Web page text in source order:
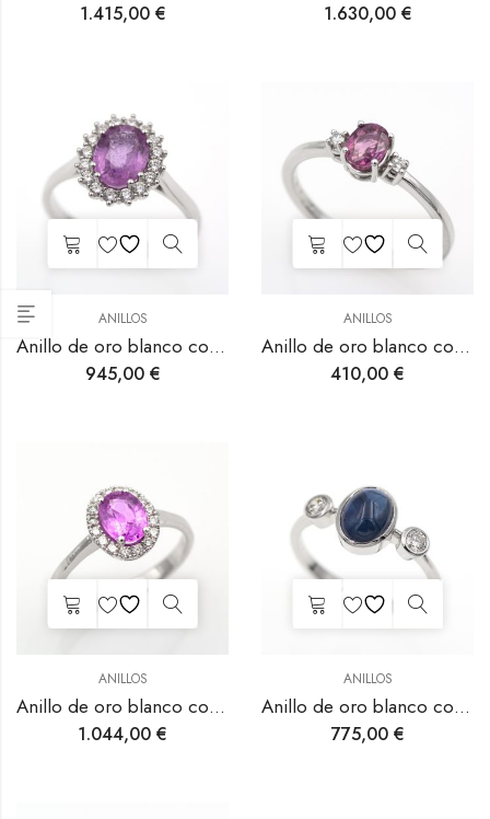
1.415,00 € 1.630,00 €
ANILLOS
Anillo de oro blanco con zafiro rosa rodeado de diamantes.
945,00 €
ANILLOS
Anillo de oro blanco con zafiro rosa y diamantes.
410,00 €
ANILLOS
Anillo de oro blanco con zafiro rosa y diamantes.
1.044,00 €
ANILLOS
Anillo de oro blanco con zafiro y diamantes.
775,00 €